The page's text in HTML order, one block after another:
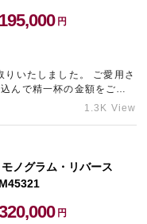
195,000 円
しました。 ご愛用さ
んで精一杯の金額をご提
お持ちのエルメスのバッグの相場が…1.3K View
ノグラム・リバース
円